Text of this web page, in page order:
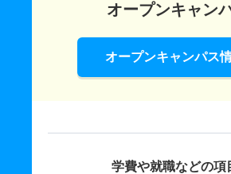
オープンキャン
オープンキャンパス
学費や就職などの項